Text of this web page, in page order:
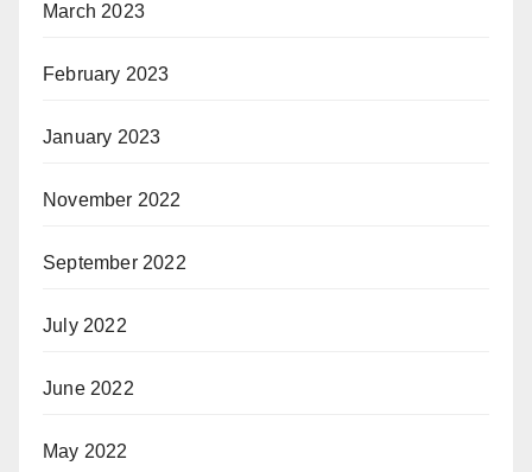
March 2023
February 2023
January 2023
November 2022
September 2022
July 2022
June 2022
May 2022